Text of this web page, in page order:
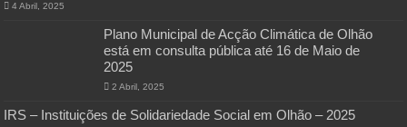
4 Abril, 2025
Plano Municipal de Acção Climática de Olhão
está em consulta pública até 16 de Maio de
2025
2 Abril, 2025
IRS – Instituições de Solidariedade Social em Olhão – 2025